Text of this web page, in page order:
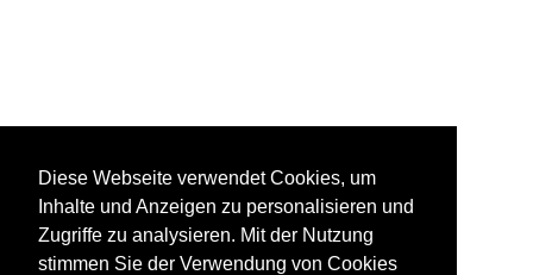
Diese Webseite verwendet Cookies, um
Inhalte und Anzeigen zu personalisieren und
Zugriffe zu analysieren. Mit der Nutzung
stimmen Sie der Verwendung von Cookies